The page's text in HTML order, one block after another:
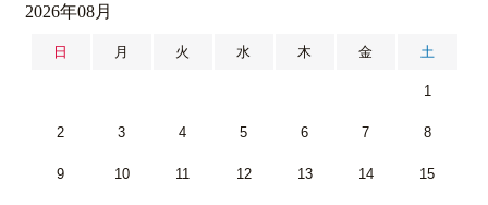
2026年08月
日 月 火 水 木 金 土
1
2 3 4 5 6 7 8
9 10 11 12 13 14 15